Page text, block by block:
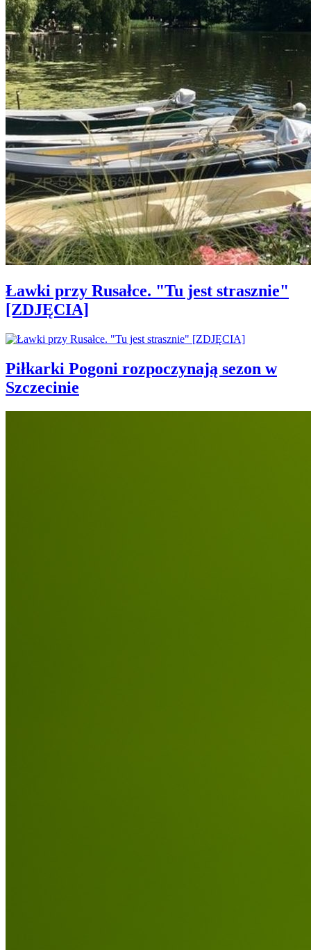
Ławki przy Rusałce. "Tu jest strasznie"
[ZDJĘCIA]
Piłkarki Pogoni rozpoczynają sezon w
Szczecinie